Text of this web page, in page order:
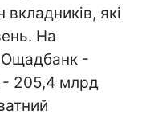
які
На
Ощадбанк -
- 205,4 млрд